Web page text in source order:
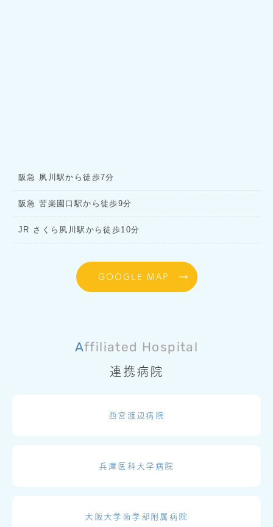
阪急 夙川駅から徒歩7分
阪急 苦楽園口駅から徒歩9分
JR さくら夙川駅から徒歩10分
GOOGLE MAP
Affiliated Hospital
連携病院
西宮渡辺病院
兵庫医科大学病院
大阪大学歯学部附属病院